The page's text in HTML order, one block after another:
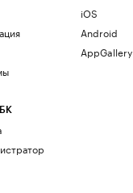
iOS
Android
AppGallery